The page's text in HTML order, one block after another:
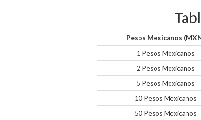
Pesos Mexicanos
1 Pesos Mexicanos
2 Pesos Mexicanos
5 Pesos Mexicanos
10 Pesos Mexicanos
50 Pesos Mexicanos